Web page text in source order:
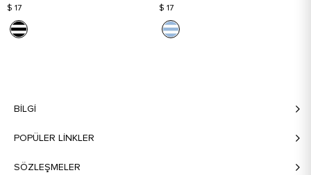
$ 17 $ 17
BILGI
POPÜLER LİNKLER
SÖZLEŞMELER